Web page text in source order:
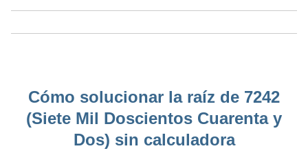
Cómo solucionar la raíz de 7242
(Siete Mil Doscientos Cuarenta y
Dos) sin calculadora